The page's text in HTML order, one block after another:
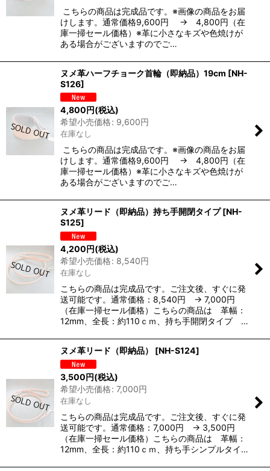
こちらの商品は完成品です。※画像の商品をお届
けします。通常価格9,600円 → 4,800円（在
庫一掃セール価格）※革に小さなキズや色焼けが
ある場合がございますのでご…
ヌメ革ハーフチョーク首輪（即納品）19cm [NH-
S126]
4,800 円(税込)
希望小売価格: 9,600円
在庫なし
こちらの商品は完成品です。※画像の商品をお届
けします。通常価格9,600円 → 4,800円（在
庫一掃セール価格）※革に小さなキズや色焼けが
ある場合がございますのでご…
ヌメ革リード（即納品）持ち手開閉タイプ [NH-
S125]
4,200円(税込)
希望小売価格: 8,540円
在庫なし
こちらの商品は完成品です。ご注文後、すぐに発
送可能です。通常価格：8,540円 → 7,000円
（在庫一掃セール価格）こちらの商品は 革幅：
12mm、全長：約110ｃｍ、持ち手開閉タイプ …
ヌメ革リード（即納品） [NH-S124]
3,500円(税込)
希望小売価格: 7,000円
在庫なし
こちらの商品は完成品です。ご注文後、すぐに発
送可能です。通常価格：7,000円 → 3,500円
（在庫一掃セール価格）こちらの商品は 革幅：
12mm、全長：約110ｃｍ、持ち手シンプルタイ…